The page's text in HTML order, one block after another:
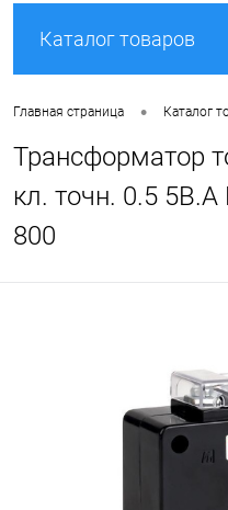
Каталог товаров
Главная страница • Каталог
Трансформатор
кл. точн. 0.5
800